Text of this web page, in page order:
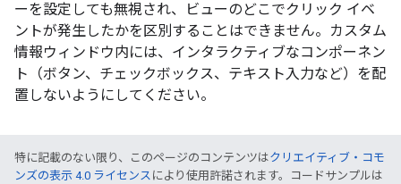
ーを設定しても無視され、ビューのどこでクリック イベ
ントが発生したかを区別することはできません。カスタム
情報ウィンドウ内には、インタラクティブなコンポーネン
ト（ボタン、チェックボックス、テキスト入力など）を配
置しないようにしてください。
特に記載のない限り、このページのコンテンツはクリエイティブ・コモ
ンズの表示 4.0 ライセンス により使用許諾されます。コードサンプルは